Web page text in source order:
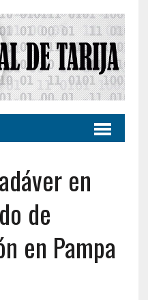
en
de
en Pampa